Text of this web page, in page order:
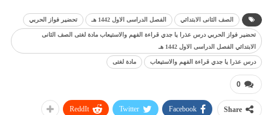
الصف الثانى الابتدائي الفصل الدراسى الاول 1442 هـ تحضير فواز الحربي
تحضير فواز الحربي درس عذرا يا جدي قراءة الفهم والاستيعاب مادة لغتى الصف الثانى
الابتدائي الفصل الدراسى الاول 1442 هـ
درس عذرا يا جدي قراءة الفهم والاستيعاب مادة لغتى
0
Share
Facebook
Twitter
ReddIt